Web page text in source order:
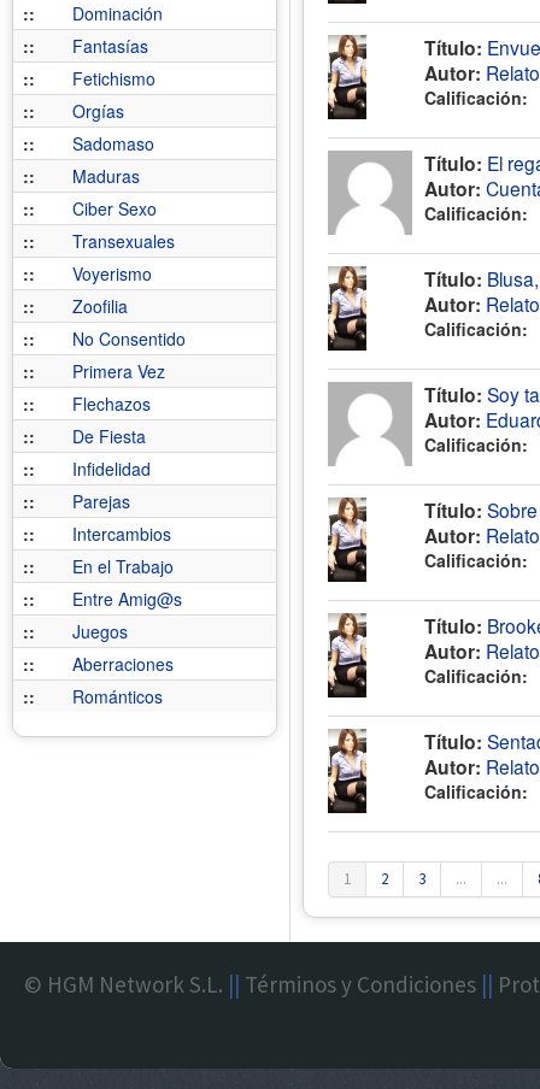
::
Dominación
::
Fantasías
::
Fetichismo
::
Orgías
::
Sadomaso
::
Maduras
::
Ciber Sexo
::
Transexuales
::
Voyerismo
::
Zoofilia
::
No Consentido
::
Primera Vez
::
Flechazos
::
De Fiesta
::
Infidelidad
::
Parejas
::
Intercambios
::
En el Trabajo
::
Entre Amig@s
::
Juegos
::
Aberraciones
::
Románticos
Título:
Autor:
Calificación:
Título: El
Autor:
Calificación:
Título:
Autor:
Calificación:
Título: Soy
Autor:
Calificación:
Título:
Autor:
Calificación:
Título:
Autor:
Calificación:
Título:
Autor:
Calificación:
1 2 3 ... ...
© HGM Network S.L. || Términos y Condiciones ||